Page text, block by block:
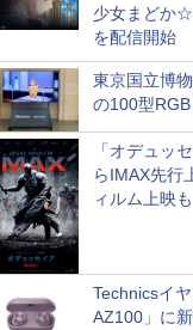
少女まどか
を配信開始
東京国立博
の100型
「オデュッ
らIMAX先行
ィルム上映も
Technicsイ
AZ100」に